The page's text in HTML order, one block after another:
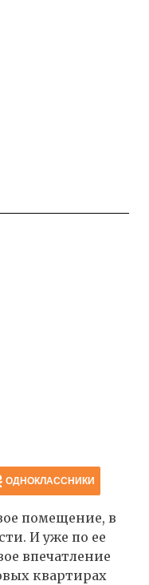
ОДНОКЛАССНИКИ
помещение, в
И уже по ее
впечатление
квартирах